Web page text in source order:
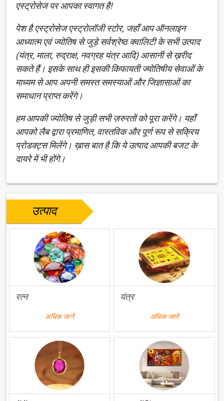
एस्ट्रोसेज पर आपका स्वागत है!
पेश है एस्ट्रोसेज एस्ट्रोलॉजी स्टोर, जहाँ आप ऑनलाइन
आध्यात्म एवं ज्योतिष से जुड़े सर्वश्रेष्ठ क्वालिटी के सभी उत्पाद
(यंत्र, माला, रुद्राक्ष, नवग्रह यंत्र आदि) आसानी से ख़रीद
सकते हैं। इसके साथ ही इसकी किफायती ज्योतिषीय सेवाओं के
माध्यम से आप अपनी समस्त समस्याओं और जिज्ञासाओं का
समाधान प्राप्त करेंगे।
हम आपकी ज्योतिष से जुड़ी सभी ज़रुरतों को पूरा करेंगे। यहाँ
आपको लैब द्वारा प्रमाणित, वास्तविक और पूर्ण रूप से सक्रिय
प्रोडक्ट्स मिलेंगे। ख़ास बात है कि ये उत्पाद आपकी बजट के
दायरे में भी होंगे।
उत्पाद
रत्न
अधिक जानें
यंत्र
अधिक जानें